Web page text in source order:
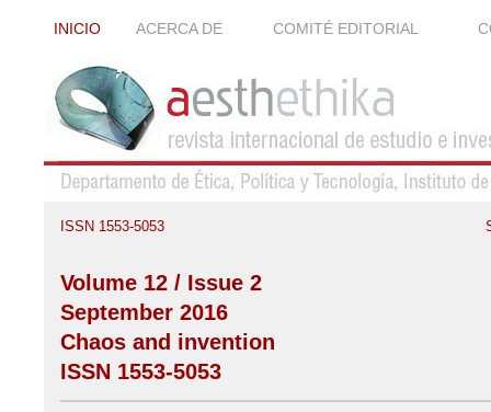
INICIO ACERCA DE COMITÉ EDITORIAL
ISSN 1553-5053
Volume 12 / Issue 2
September 2016
Chaos and invention
ISSN 1553-5053